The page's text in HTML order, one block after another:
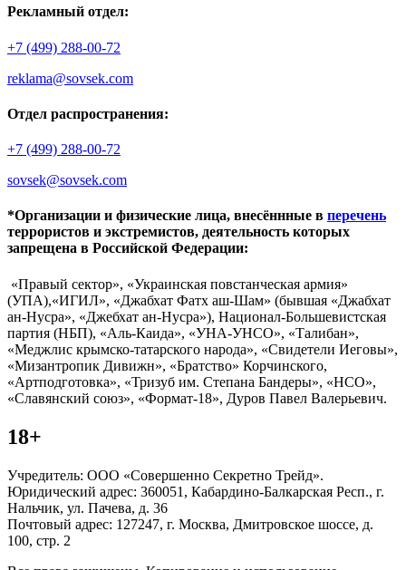
Рекламный отдел:
+7 (499) 288-00-72
reklama@sovsek.com
Отдел распространения:
+7 (499) 288-00-72
sovsek@sovsek.com
*Организации и физические лица, внесённные в перечень
террористов и экстремистов, деятельность которых
запрещена в Российской Федерации:
«Правый сектор», «Украинская повстанческая армия»
(УПА),«ИГИЛ», «Джабхат Фатх аш-Шам» (бывшая «Джабхат
ан-Нусра», «Джебхат ан-Нусра»), Национал-Большевистская
партия (НБП), «Аль-Каида», «УНА-УНСО», «Талибан»,
«Меджлис крымско-татарского народа», «Свидетели Иеговы»,
«Мизантропик Дивижн», «Братство» Корчинского,
«Артподготовка», «Тризуб им. Степана Бандеры», «НСО»,
«Славянский союз», «Формат-18», Дуров Павел Валерьевич.
18+
Учредитель: ООО «Совершенно Секретно Трейд».
Юридический адрес: 360051, Кабардино-Балкарская Респ., г.
Нальчик, ул. Пачева, д. 36
Почтовый адрес: 127247, г. Москва, Дмитровское шоссе, д.
100, стр. 2